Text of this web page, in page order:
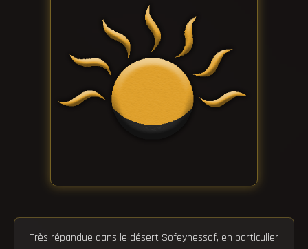
Très répandue dans le désert Sofeynessof, en particulier